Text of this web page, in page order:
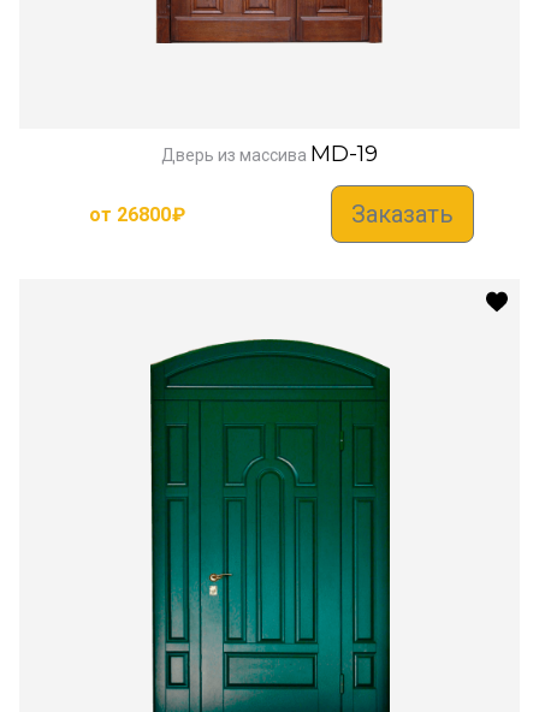
Дверь из массива MD-19
от 26800₽ Заказать